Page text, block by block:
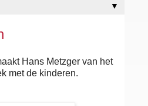
▼
Hans Metzger van het
met de kinderen.